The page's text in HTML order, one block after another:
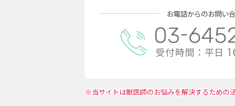
お電話からのお問い
※当サイトは獣医師のお悩みを解決するための